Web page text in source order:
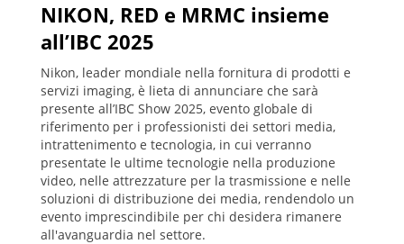
NIKON, RED e MRMC insieme
all’IBC 2025
Nikon, leader mondiale nella fornitura di prodotti e
servizi imaging, è lieta di annunciare che sarà
presente all’IBC Show 2025, evento globale di
riferimento per i professionisti dei settori media,
intrattenimento e tecnologia, in cui verranno
presentate le ultime tecnologie nella produzione
video, nelle attrezzature per la trasmissione e nelle
soluzioni di distribuzione dei media, rendendolo un
evento imprescindibile per chi desidera rimanere
all'avanguardia nel settore.